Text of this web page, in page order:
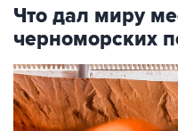
Что дал миру
черноморских